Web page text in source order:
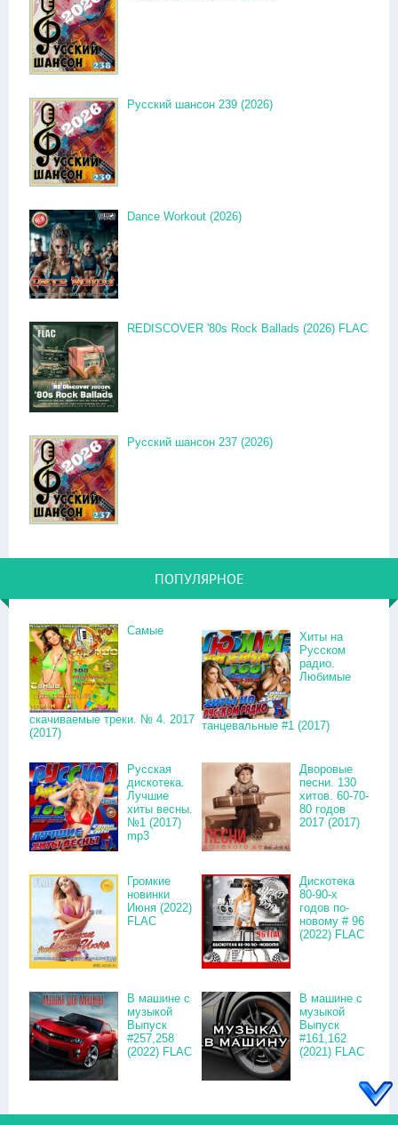
Русский шансон 239 (2026)
Dance Workout (2026)
REDISCOVER '80s Rock Ballads (2026) FLAC
Русский шансон 237 (2026)
ПОПУЛЯРНОЕ
Самые
скачиваемые треки. № 4. 2017
(2017)
Хиты на
Русском
радио.
Любимые
танцевальные #1 (2017)
Русская
дискотека.
Лучшие
хиты весны.
№1 (2017)
mp3
Дворовые
песни. 130
хитов. 60-70-
80 годов
2017 (2017)
Громкие
новинки
Июня (2022)
FLAC
Дискотека
80-90-х
годов по-
новому # 96
(2022) FLAC
В машине с
музыкой
Выпуск
#257,258
(2022) FLAC
В машине с
музыкой
Выпуск
#161,162
(2021) FLAC